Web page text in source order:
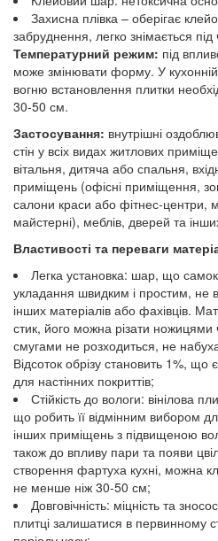
Захисна плівка – оберігає
забруднення, легко знімається
Температурний режим: під
може змінювати форму. У
вогню встановлення плитки
30-50 см.
Застосування: внутрішні
стін у всіх видах житлових
вітальня, дитяча або спальня,
приміщень (офісні приміщення,
салони краси або фітнес-центри,
майстерні), меблів, дверей та
Властивості та переваги
Легка установка: шар, що
укладання швидким і простим, не
інших матеріалів або фахівців.
стик, його можна різати
смугами не розходиться, не
Відсоток обрізу становить 1%,
для настінних покриттів;
Стійкість до вологи: вінілова
що робить її відмінним вибором
інших приміщень з підвищеною
також до впливу пари та появи
створення фартуха кухні, можна
не менше ніж 30-50 см;
Довговічність: міцність та
плитці залишатися в первинному